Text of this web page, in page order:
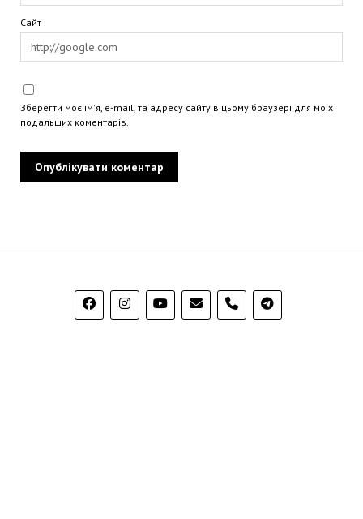
Сайт
Зберегти моє ім'я, e-mail, та адресу сайту в цьому браузері для моїх
подальших коментарів.
phone